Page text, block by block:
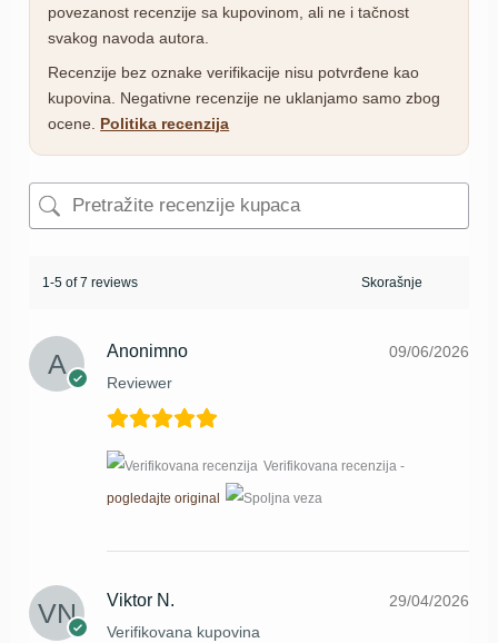
povezanost recenzije sa kupovinom, ali ne i tačnost
svakog navoda autora.
Recenzije bez oznake verifikacije nisu potvrđene kao
kupovina. Negativne recenzije ne uklanjamo samo zbog
ocene. Politika recenzija
1-5 of 7 reviews
Anonimno
Reviewer
09/06/2026
Verifikovana recenzija -
pogledajte original
Viktor N.
Verifikovana kupovina
29/04/2026